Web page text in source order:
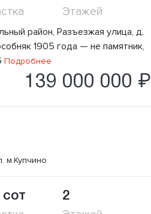
Этажей
район, Разъезжая улица, д.
1905 года — не памятник,
Подробнее
139 000 000 ₽
м.Купчино
сот 2